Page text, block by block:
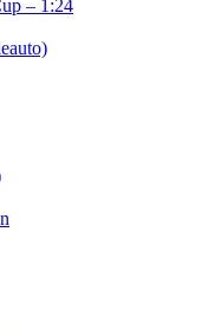
– 1:24